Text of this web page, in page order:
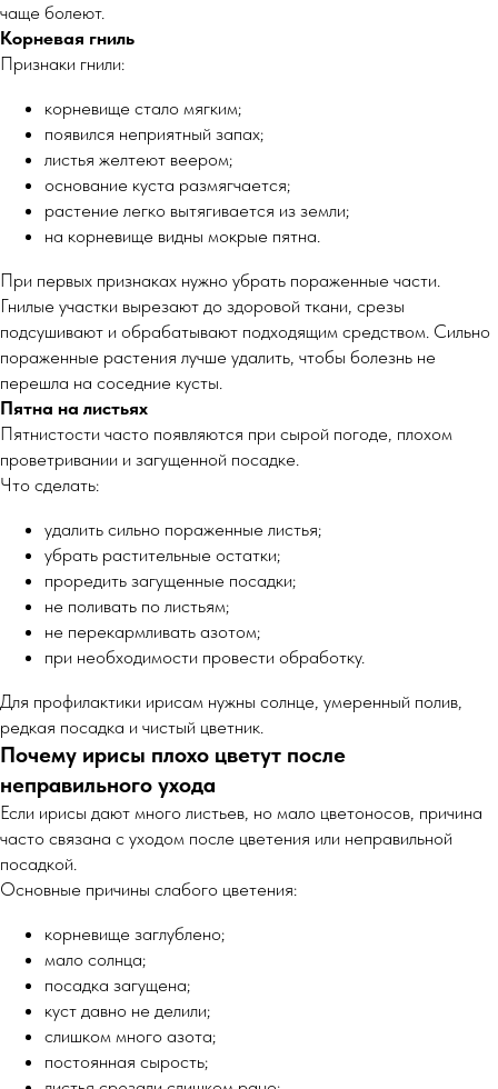
чаще болеют.
Корневая гниль
Признаки гнили:
корневище стало мягким;
появился неприятный запах;
листья желтеют веером;
основание куста размягчается;
растение легко вытягивается из земли;
на корневище видны мокрые пятна.
При первых признаках нужно убрать пораженные части.
Гнилые участки вырезают до здоровой ткани, срезы
подсушивают и обрабатывают подходящим средством. Сильно
пораженные растения лучше удалить, чтобы болезнь не
перешла на соседние кусты.
Пятна на листьях
Пятнистости часто появляются при сырой погоде, плохом
проветривании и загущенной посадке.
Что сделать:
удалить сильно пораженные листья;
убрать растительные остатки;
проредить загущенные посадки;
не поливать по листьям;
не перекармливать азотом;
при необходимости провести обработку.
Для профилактики ирисам нужны солнце, умеренный полив,
редкая посадка и чистый цветник.
Почему ирисы плохо цветут после
неправильного ухода
Если ирисы дают много листьев, но мало цветоносов, причина
часто связана с уходом после цветения или неправильной
посадкой.
Основные причины слабого цветения:
корневище заглублено;
мало солнца;
посадка загущена;
куст давно не делили;
слишком много азота;
постоянная сырость;